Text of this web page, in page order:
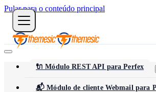
Pular para o conteúdo principal
🔌 Módulo REST API para Perfex
📬 Módulo de cliente Webmail para